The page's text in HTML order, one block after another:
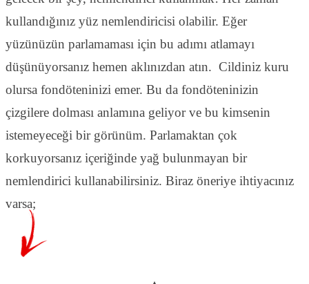
kullandığınız yüz nemlendiricisi olabilir. Eğer
yüzünüzün parlamaması için bu adımı atlamayı
düşünüyorsanız hemen aklınızdan atın. Cildiniz kuru
olursa fondöteninizi emer. Bu da fondöteninizin
çizgilere dolması anlamına geliyor ve bu kimsenin
istemeyeceği bir görünüm. Parlamaktan çok
korkuyorsanız içeriğinde yağ bulunmayan bir
nemlendirici kullanabilirsiniz. Biraz öneriye ihtiyacınız
varsa;